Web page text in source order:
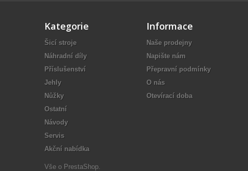
Kategorie
Šicí stroje
Náhradní díly
Příslušenství
Jehly
Nůžky
Ostatní
Návody
Servis
Akční nabídka
Informace
Naše prodejny
Napište nám
Přepravní podmínky
O nás
Otevírací doba
Vše o PrestaShop